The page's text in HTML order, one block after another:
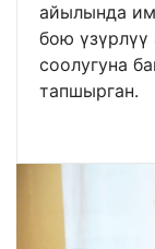
айылында
бою
соолугуна
тапшырган.